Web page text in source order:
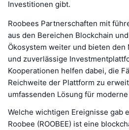
Investitionen gibt.
Roobees Partnerschaften mit
aus den Bereichen Blockchain
Ökosystem weiter und bieten
und zuverlässige
Kooperationen helfen dabei, die
Reichweite der Plattform zu
umfassenden Lösung für
Welche wichtigen Ereignisse gab
Roobee (ROOBEE) ist eine